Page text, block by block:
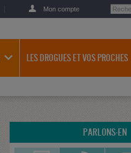
Mon compte
LES DROGUES ET VOS PROCHES
PARLONS-EN